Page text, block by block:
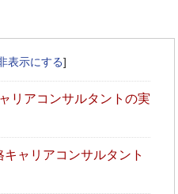
表示にする]
リアコンサルタントの実
ャリアコンサルタント